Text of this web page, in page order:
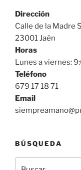
Dirección
Calle de la Madre
23001 Jaén
Horas
Lunes a viernes:
Teléfono
679 17 18 71
Email
BÚSQUEDA